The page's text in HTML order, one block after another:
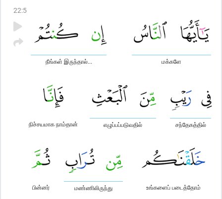
22:5
மக்களே
நீங்கள் இருந்தால்...
சந்தேகத்தில்
எழுப்பப்படுவதில்
நிச்சயமாக நாம்தான்
உங்களைப் படைத்தோம்
மண்ணிலிருந்து
பின்னர்